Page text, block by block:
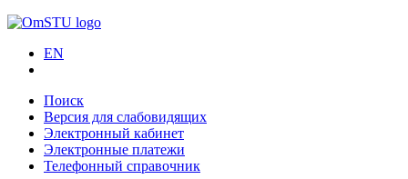
EN
Поиск
Версия для слабовидящих
Электронный кабинет
Электронные платежи
Телефонный справочник